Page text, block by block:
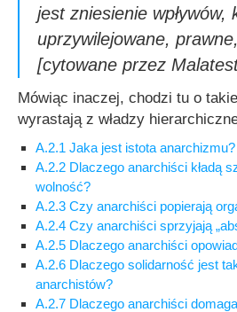
jest zniesienie
uprzywilejowane,
[cytowane przez
Mówiąc inaczej, chodzi tu o
wyrastają z władzy
A.2.1 Jaka jest istota anarchizmu?
A.2.2 Dlaczego anarchiści kładą
wolność?
A.2.3 Czy anarchiści popierają
A.2.4 Czy anarchiści sprzyjają
A.2.5 Dlaczego anarchiści
A.2.6 Dlaczego solidarność jest
anarchistów?
A.2.7 Dlaczego anarchiści